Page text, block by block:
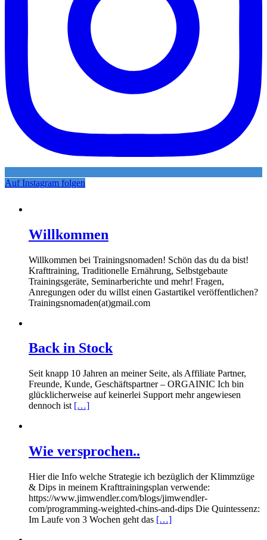
Auf Instagram folgen
Willkommen
Willkommen bei Trainingsnomaden! Schön das du da bist!
Krafttraining, Traditionelle Ernährung, Selbstgebaute
Trainingsgeräte, Seminarberichte und mehr! Fragen,
Anregungen oder du willst einen Gastartikel veröffentlichen?
Trainingsnomaden(at)gmail.com
Back in Stock
Seit knapp 10 Jahren an meiner Seite, als Affiliate Partner,
Freunde, Kunde, Geschäftspartner – ORGAINIC Ich bin
glücklicherweise auf keinerlei Support mehr angewiesen
dennoch ist […]
Wie versprochen..
Hier die Info welche Strategie ich bezüglich der Klimmzüge
& Dips in meinem Krafttrainingsplan verwende:
https://www.jimwendler.com/blogs/jimwendler-
com/programming-weighted-chins-and-dips Die Quintessenz:
Im Laufe von 3 Wochen geht das […]